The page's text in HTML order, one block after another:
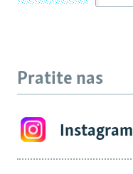
Pratite nas
Instagram